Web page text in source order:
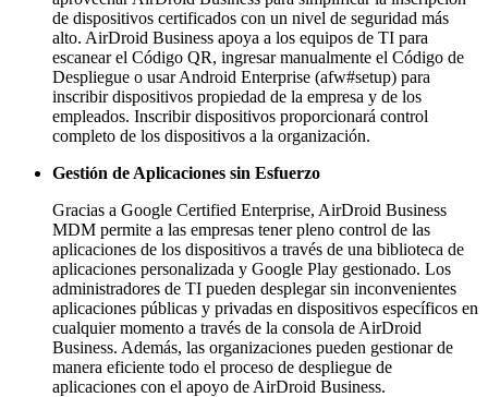
de dispositivos certificados con un nivel de seguridad más
alto. AirDroid Business apoya a los equipos de TI para
escanear el Código QR, ingresar manualmente el Código de
Despliegue o usar Android Enterprise (afw#setup) para
inscribir dispositivos propiedad de la empresa y de los
empleados. Inscribir dispositivos proporcionará control
completo de los dispositivos a la organización.
Gestión de Aplicaciones sin Esfuerzo
Gracias a Google Certified Enterprise, AirDroid Business
MDM permite a las empresas tener pleno control de las
aplicaciones de los dispositivos a través de una biblioteca de
aplicaciones personalizada y Google Play gestionado. Los
administradores de TI pueden desplegar sin inconvenientes
aplicaciones públicas y privadas en dispositivos específicos en
cualquier momento a través de la consola de AirDroid
Business. Además, las organizaciones pueden gestionar de
manera eficiente todo el proceso de despliegue de
aplicaciones con el apoyo de AirDroid Business.